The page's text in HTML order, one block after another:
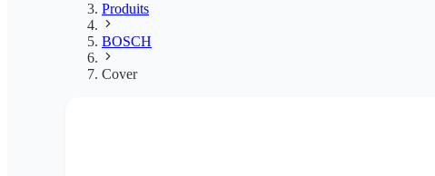
Produits
BOSCH
Cover